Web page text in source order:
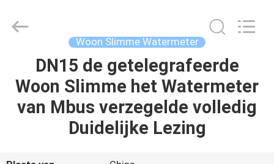
HUIS
PRODUCTEN
Technology
Woon Slimme Watermeter
DN15 de getelegrafeerde
Woon Slimme het Watermeter
van Mbus verzegelde volledig
Duidelijke Lezing